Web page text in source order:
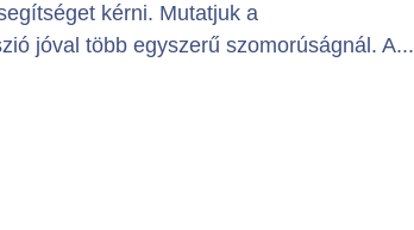
kérni. Mutatjuk a
jóval több egyszerű szomorúságnál. A...